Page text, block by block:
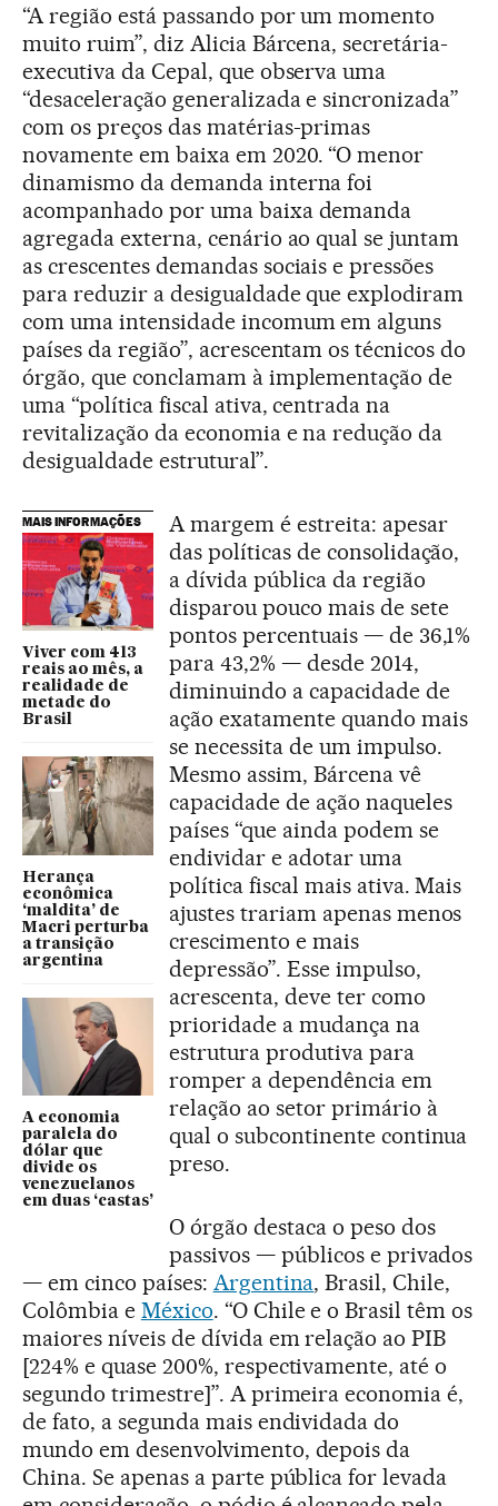
“A região está passando por um momento
muito ruim”, diz Alicia Bárcena, secretária-
executiva da Cepal, que observa uma
“desaceleração generalizada e sincronizada”
com os preços das matérias-primas
novamente em baixa em 2020. “O menor
dinamismo da demanda interna foi
acompanhado por uma baixa demanda
agregada externa, cenário ao qual se juntam
as crescentes demandas sociais e pressões
para reduzir a desigualdade que explodiram
com uma intensidade incomum em alguns
países da região”, acrescentam os técnicos do
órgão, que conclamam à implementação de
uma “política fiscal ativa, centrada na
revitalização da economia e na redução da
desigualdade estrutural”.
MAIS INFORMAÇÕES
Viver com 413
reais ao mês, a
realidade de
metade do
Brasil
Herança
econômica
‘maldita’ de
Macri perturba
a transição
argentina
A economia
paralela do
dólar que
divide os
venezuelanos
em duas ‘castas’
A margem é estreita: apesar
das políticas de consolidação,
a dívida pública da região
disparou pouco mais de sete
pontos percentuais — de 36,1%
para 43,2% — desde 2014,
diminuindo a capacidade de
ação exatamente quando mais
se necessita de um impulso.
Mesmo assim, Bárcena vê
capacidade de ação naqueles
países “que ainda podem se
endividar e adotar uma
política fiscal mais ativa. Mais
ajustes trariam apenas menos
crescimento e mais
depressão”. Esse impulso,
acrescenta, deve ter como
prioridade a mudança na
estrutura produtiva para
romper a dependência em
relação ao setor primário à
qual o subcontinente continua
preso.
O órgão destaca o peso dos
passivos — públicos e privados
— em cinco países: Argentina, Brasil, Chile,
Colômbia e México. “O Chile e o Brasil têm os
maiores níveis de dívida em relação ao PIB
[224% e quase 200%, respectivamente, até o
segundo trimestre]”. A primeira economia é,
de fato, a segunda mais endividada do
mundo em desenvolvimento, depois da
China. Se apenas a parte pública for levada